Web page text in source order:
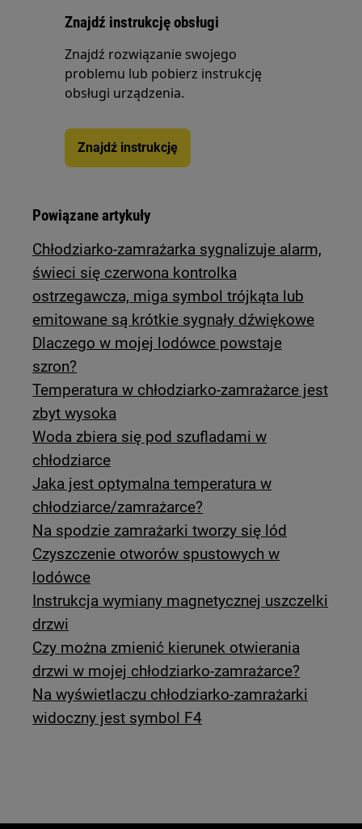
Znajdź instrukcję obsługi
Znajdź rozwiązanie swojego
problemu lub pobierz instrukcję
obsługi urządzenia.
Znajdź instrukcję
Powiązane artykuły
Chłodziarko-zamrażarka sygnalizuje alarm,
świeci się czerwona kontrolka
ostrzegawcza, miga symbol trójkąta lub
emitowane są krótkie sygnały dźwiękowe
Dlaczego w mojej lodówce powstaje
szron?
Temperatura w chłodziarko-zamrażarce jest
zbyt wysoka
Woda zbiera się pod szufladami w
chłodziarce
Jaka jest optymalna temperatura w
chłodziarce/zamrażarce?
Na spodzie zamrażarki tworzy się lód
Czyszczenie otworów spustowych w
lodówce
Instrukcja wymiany magnetycznej uszczelki
drzwi
Czy można zmienić kierunek otwierania
drzwi w mojej chłodziarko-zamrażarce?
Na wyświetlaczu chłodziarko-zamrażarki
widoczny jest symbol F4